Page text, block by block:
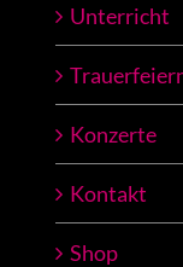
Unterricht
Konzerte
Kontakt
Shop